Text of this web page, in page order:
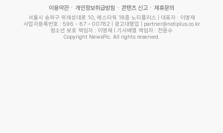
이용약관 개인정보취급방침 콘텐츠 신고 제휴문의
서울시 송파구 위례성대로 10, 에스타워 18층 노티플러스 | 대표자 : 이영재
사업자등록번호 : 596 - 87 – 00782 | 광고대행업 | partner@notiplus.co.kr
청소년 보호 책임자 : 이영재 | 기사배열 책임자 : 전윤수
Copyright NewsPic. All rights reserved.